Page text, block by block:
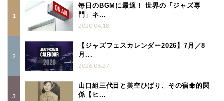
毎日のBGMに最適！ 世界の「ジャズ専
門」ネ...
2020.04.18
【ジャズフェスカレンダー2026】7月／8
月...
2026.06.27
山口組三代目と美空ひばり、その宿命的関
係【ヒ...